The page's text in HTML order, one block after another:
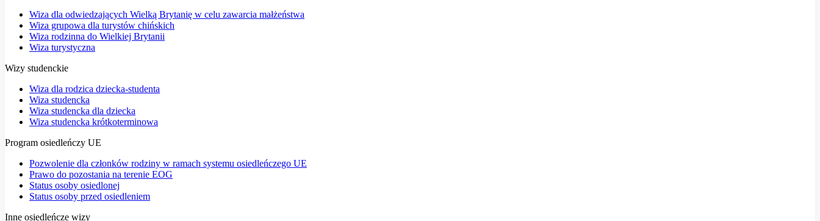
Wiza dla odwiedzających Wielką Brytanię w celu zawarcia małżeństwa
Wiza grupowa dla turystów chińskich
Wiza rodzinna do Wielkiej Brytanii
Wiza turystyczna
Wizy studenckie
Wiza dla rodzica dziecka-studenta
Wiza studencka
Wiza studencka dla dziecka
Wiza studencka krótkoterminowa
Program osiedleńczy UE
Pozwolenie dla członków rodziny w ramach systemu osiedleńczego UE
Prawo do pozostania na terenie EOG
Status osoby osiedlonej
Status osoby przed osiedleniem
Inne osiedleńcze wizy